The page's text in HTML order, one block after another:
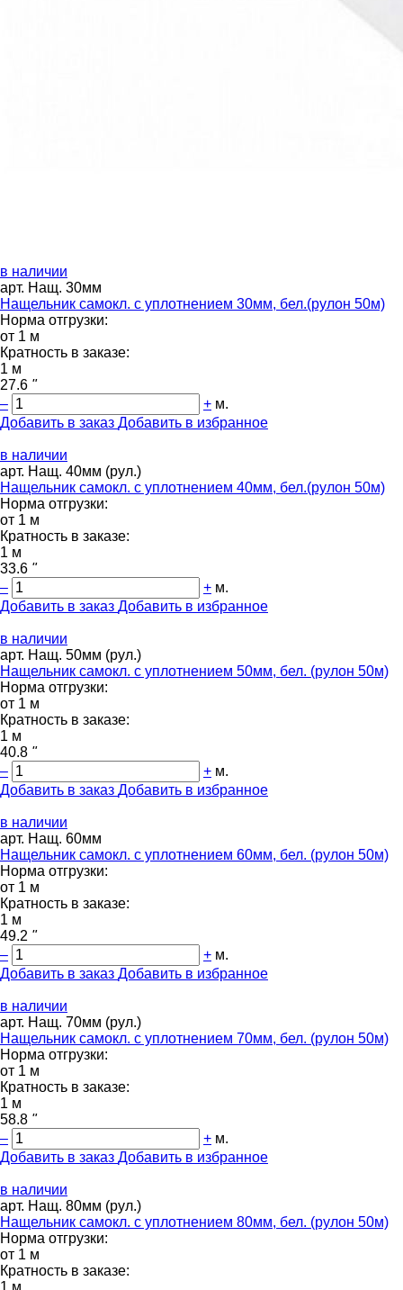
в наличии
арт. Нащ. 30мм
Нащельник самокл. с уплотнением 30мм, бел.(рулон 50м)
Норма отгрузки:
от 1 м
Кратность в заказе:
1 м
27.6 "
–
+ м.
Добавить в заказ Добавить в избранное
в наличии
арт. Нащ. 40мм (рул.)
Нащельник самокл. с уплотнением 40мм, бел.(рулон 50м)
Норма отгрузки:
от 1 м
Кратность в заказе:
1 м
33.6 "
–
+ м.
Добавить в заказ Добавить в избранное
в наличии
арт. Нащ. 50мм (рул.)
Нащельник самокл. с уплотнением 50мм, бел. (рулон 50м)
Норма отгрузки:
от 1 м
Кратность в заказе:
1 м
40.8 "
–
+ м.
Добавить в заказ Добавить в избранное
в наличии
арт. Нащ. 60мм
Нащельник самокл. с уплотнением 60мм, бел. (рулон 50м)
Норма отгрузки:
от 1 м
Кратность в заказе:
1 м
49.2 "
–
+ м.
Добавить в заказ Добавить в избранное
в наличии
арт. Нащ. 70мм (рул.)
Нащельник самокл. с уплотнением 70мм, бел. (рулон 50м)
Норма отгрузки:
от 1 м
Кратность в заказе:
1 м
58.8 "
–
+ м.
Добавить в заказ Добавить в избранное
в наличии
арт. Нащ. 80мм (рул.)
Нащельник самокл. с уплотнением 80мм, бел. (рулон 50м)
Норма отгрузки:
от 1 м
Кратность в заказе: